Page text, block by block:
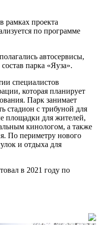
рамках проекта
по программе
автосервисы,
парка «Яуза».
специалистов
которая планирует
Парк занимает
стадион с трибуной для
площадки для жителей,
кинологом, а также
По периметру нового
и отдыха для
в 2021 году по